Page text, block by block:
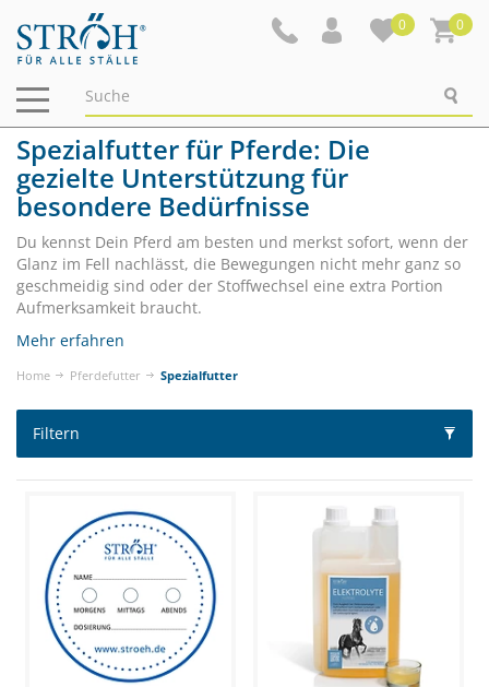
0 0
Navigation
ein-/ausblenden
Spezialfutter für Pferde: Die
gezielte Unterstützung für
besondere Bedürfnisse
Du kennst Dein Pferd am besten und merkst sofort, wenn der
Glanz im Fell nachlässt, die Bewegungen nicht mehr ganz so
geschmeidig sind oder der Stoffwechsel eine extra Portion
Aufmerksamkeit braucht.
Mehr erfahren
Home Pferdefutter Spezialfutter
Filtern